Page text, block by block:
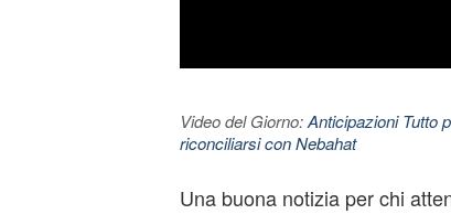
Video del Giorno:Anticipazioni Tutto
riconciliarsi con Nebahat
Una buona notizia per chi